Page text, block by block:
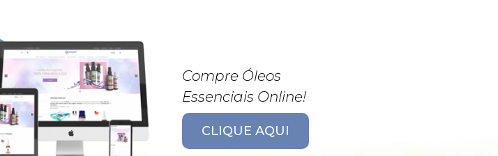
Compre Óleos
Essenciais Online!
CLIQUE AQUI